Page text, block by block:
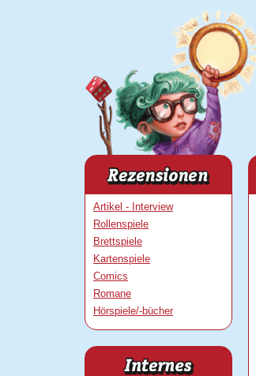
Artikel - Interview
Rollenspiele
Brettspiele
Kartenspiele
Comics
Romane
Hörspiele/-bücher